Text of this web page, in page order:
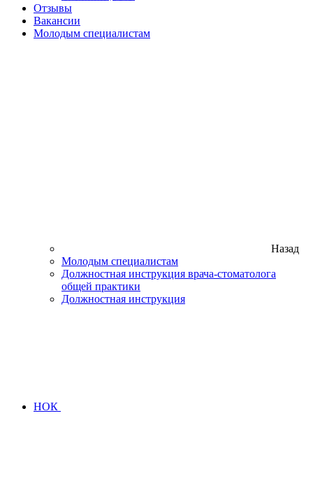
Отзывы
Вакансии
Молодым специалистам
Назад
Молодым специалистам
Должностная инструкция врача-стоматолога
общей практики
Должностная инструкция
НОК